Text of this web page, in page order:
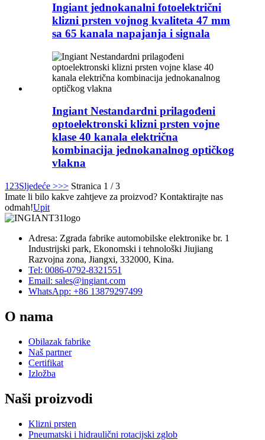
Ingiant jednokanalni fotoelektrični
klizni prsten vojnog kvaliteta 47 mm
sa 65 kanala napajanja i signala
Ingiant Nestandardni prilagođeni
optoelektronski klizni prsten vojne
klase 40 kanala električna
kombinacija jednokanalnog optičkog
vlakna
1 23Sljedeće >>> Stranica 1 / 3
Imate li bilo kakve zahtjeve za proizvod? Kontaktirajte nas
odmah!Upit
Adresa: Zgrada fabrike automobilske elektronike br. 1
Industrijski park, Ekonomski i tehnološki Jiujiang
Razvojna zona, Jiangxi, 332000, Kina.
Tel: 0086-0792-8321551
Email: sales@ingiant.com
WhatsApp: +86 13879297499
O nama
Obilazak fabrike
Naš partner
Certifikat
Izložba
Naši proizvodi
Klizni prsten
Pneumatski i hidraulični rotacijski zglob